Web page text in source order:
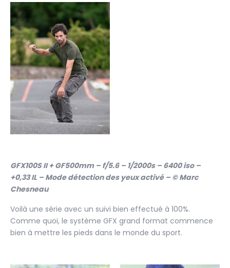
GFX100S II + GF500mm – f/5.6 – 1/2000s – 6400 iso –
+0,33 IL – Mode détection des yeux activé – © Marc
Chesneau
Voilà une série avec un suivi bien effectué à 100%.
Comme quoi, le système GFX grand format commence
bien à mettre les pieds dans le monde du sport.